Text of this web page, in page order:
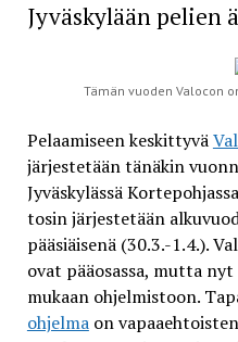
Jyväskylään pelien
Tämän vuoden Valocon
Pelaamiseen keskittyvä
järjestetään tänäkin
Jyväskylässä
tosin järjestetään
pääsiäisenä (30.3.-1.4.).
ovat pääosassa, mutta
mukaan ohjelmistoon.
ohjelmaon